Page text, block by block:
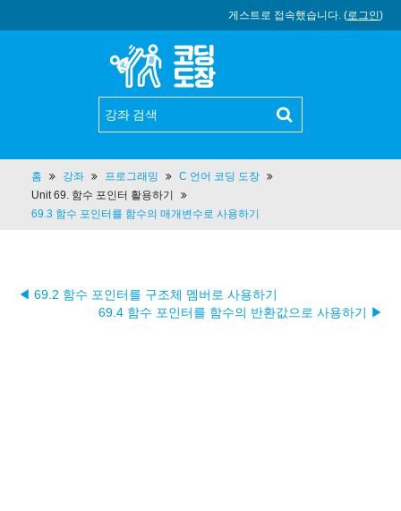
게스트로 접속했습니다. (로그인)
홈 강좌 프로그래밍
C 언어 코딩 도장
Unit 69. 함수 포인터 활용하기
69.3 함수 포인터를 함수의 매개변수로 사용하기
◀ 69.2 함수 포인터를 구조체 멤버로 사용하기
69.4 함수 포인터를 함수의 반환값으로 사용하기 ▶︎